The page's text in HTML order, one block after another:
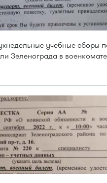
учебные сборы
Зеленограда в военкомате